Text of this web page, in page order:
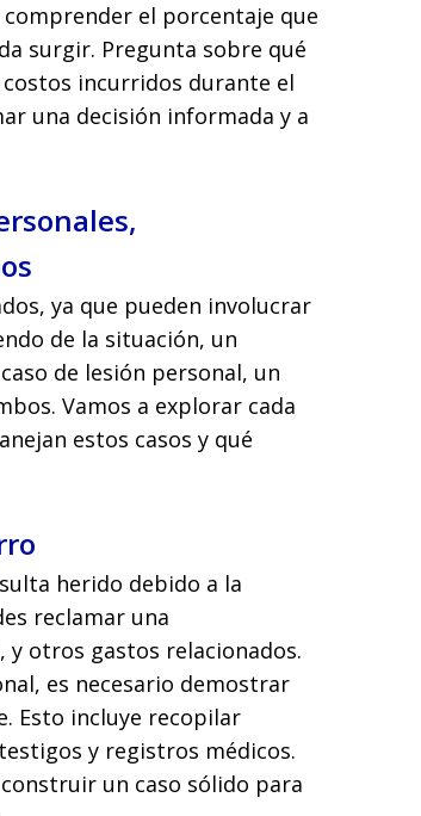
el porcentaje que
surgir. Pregunta sobre qué
costos incurridos durante el
una decisión informada y a
ya que pueden involucrar
de la situación, un
de lesión personal, un
Vamos a explorar cada
estos casos y qué
herido debido a la
reclamar una
y otros gastos relacionados.
es necesario demostrar
Esto incluye recopilar
y registros médicos.
un caso sólido para